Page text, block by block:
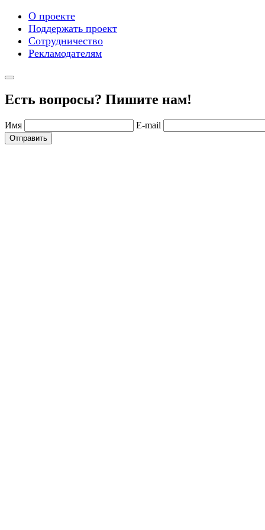
О проекте
Поддержать проект
Сотрудничество
Рекламодателям
Есть вопросы? Пишите нам!
Имя E-mail